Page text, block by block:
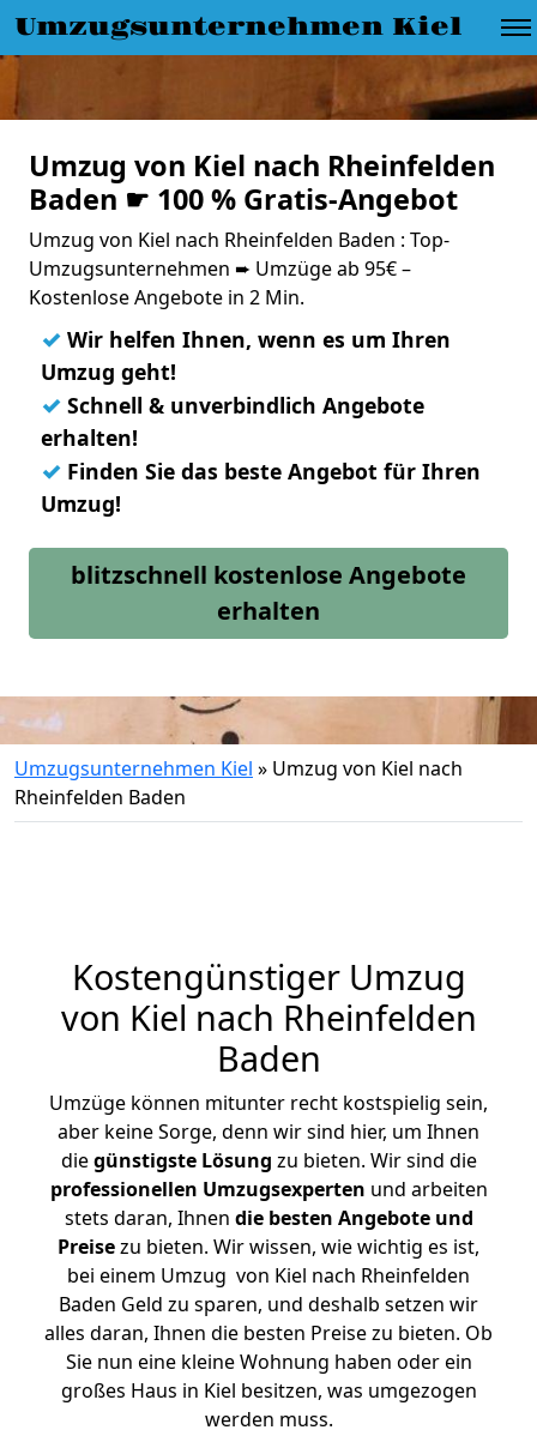
Umzugsunternehmen Kiel
Umzug von Kiel nach Rheinfelden
Baden ☛ 100 % Gratis-Angebot
Umzug von Kiel nach Rheinfelden Baden : Top-
Umzugsunternehmen ➨ Umzüge ab 95€ –
Kostenlose Angebote in 2 Min.
✓ Wir helfen Ihnen, wenn es um Ihren
Umzug geht!
✓ Schnell & unverbindlich Angebote
erhalten!
✓ Finden Sie das beste Angebot für Ihren
Umzug!
blitzschnell kostenlose Angebote
erhalten
Umzugsunternehmen Kiel » Umzug von Kiel nach
Rheinfelden Baden
Kostengünstiger Umzug
von Kiel nach Rheinfelden
Baden
Umzüge können mitunter recht kostspielig sein,
aber keine Sorge, denn wir sind hier, um Ihnen
diegünstigste Lösung zu bieten. Wir sind die
professionellen Umzugsexperten und arbeiten
stets daran, Ihnen die besten Angebote und
Preisezu bieten. Wir wissen, wie wichtig es ist,
bei einem Umzug von Kiel nach Rheinfelden
Baden Geld zu sparen, und deshalb setzen wir
alles daran, Ihnen die besten Preise zu bieten. Ob
Sie nun eine kleine Wohnung haben oder ein
großes Haus in Kiel besitzen, was umgezogen
werden muss.